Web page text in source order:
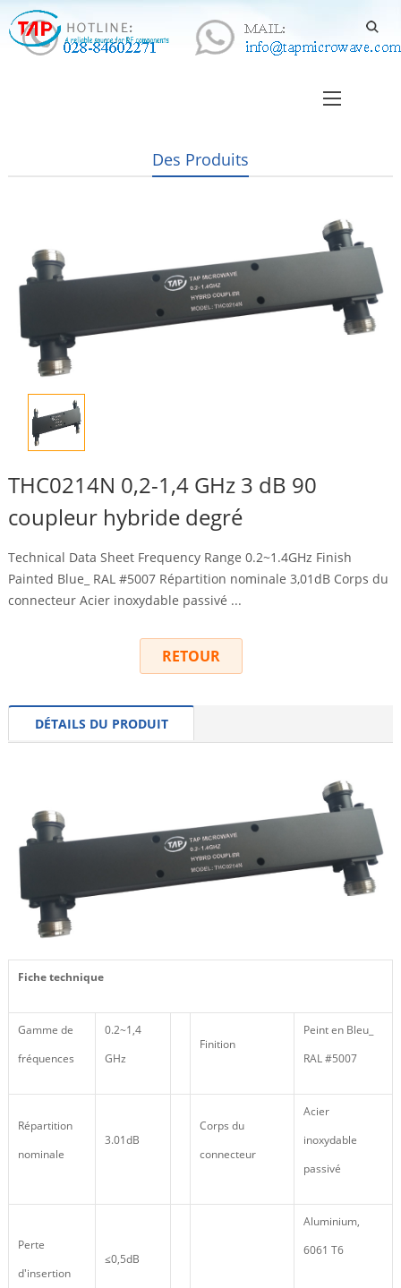
Des Produits
THC0214N 0,2-1,4 GHz 3 dB 90
coupleur hybride degré
Technical Data Sheet Frequency Range 0.2~1.4GHz Finish
Painted Blue_ RAL#5007 Répartition nominale 3,01dB Corps du
connecteur Acier inoxydable passivé ...
RETOUR
DÉTAILS DU PRODUIT
Fiche technique
Gamme de
fréquences
0.2~1,4
GHz
Finition
Peint en Bleu_
RAL #5007
Répartition
nominale
3.01dB
Corps du
connecteur
Acier
inoxydable
passivé
Perte
d'insertion
≤0,5dB
Aluminium,
6061 T6